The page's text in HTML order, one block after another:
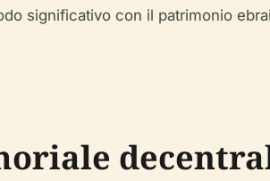
significativo con il patrimonio